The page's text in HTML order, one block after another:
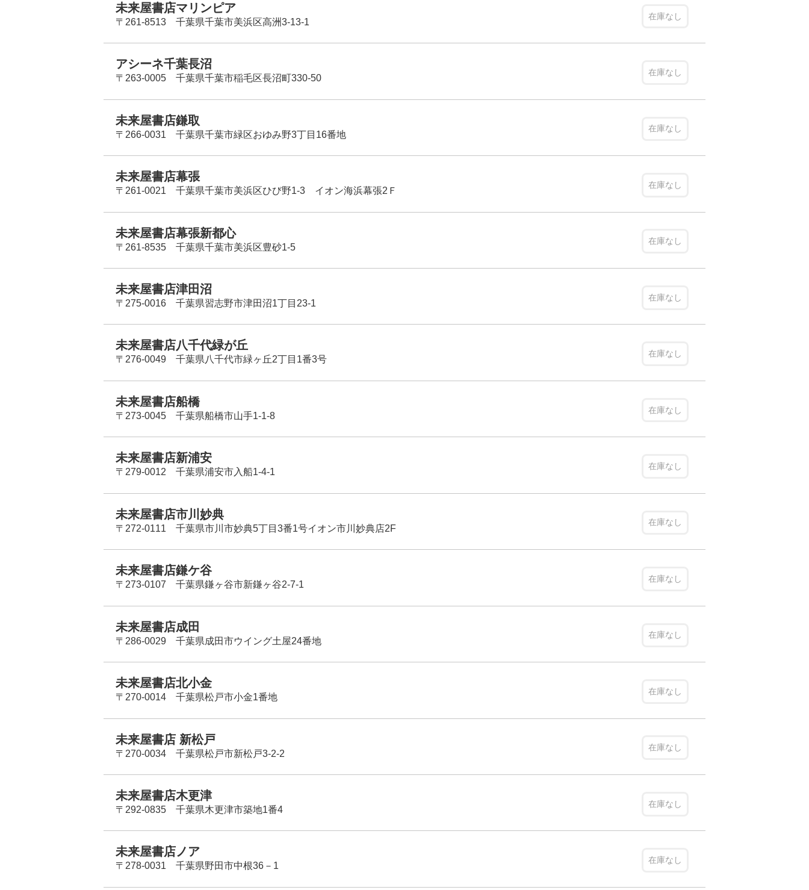
未来屋書店マリンピア
〒261-8513 千葉県千葉市美浜区高洲3-13-1
在庫なし
アシーネ千葉長沼
〒263-0005 千葉県千葉市稲毛区長沼町330-50
在庫なし
未来屋書店鎌取
〒266-0031 千葉県千葉市緑区おゆみ野3丁目16番地
在庫なし
未来屋書店幕張
〒261-0021 千葉県千葉市美浜区ひび野1-3 イオン海浜幕張2Ｆ
在庫なし
未来屋書店幕張新都心
〒261-8535 千葉県千葉市美浜区豊砂1-5
在庫なし
未来屋書店津田沼
〒275-0016 千葉県習志野市津田沼1丁目23-1
在庫なし
未来屋書店八千代緑が丘
〒276-0049 千葉県八千代市緑ヶ丘2丁目1番3号
在庫なし
未来屋書店船橋
〒273-0045 千葉県船橋市山手1-1-8
在庫なし
未来屋書店新浦安
〒279-0012 千葉県浦安市入船1-4-1
在庫なし
未来屋書店市川妙典
〒272-0111 千葉県市川市妙典5丁目3番1号イオン市川妙典店2F
在庫なし
未来屋書店鎌ケ谷
〒273-0107 千葉県鎌ヶ谷市新鎌ヶ谷2-7-1
在庫なし
未来屋書店成田
〒286-0029 千葉県成田市ウイング土屋24番地
在庫なし
未来屋書店北小金
〒270-0014 千葉県松戸市小金1番地
在庫なし
未来屋書店 新松戸
〒270-0034 千葉県松戸市新松戸3-2-2
在庫なし
未来屋書店木更津
〒292-0835 千葉県木更津市築地1番4
在庫なし
未来屋書店ノア
〒278-0031 千葉県野田市中根36－1
在庫なし